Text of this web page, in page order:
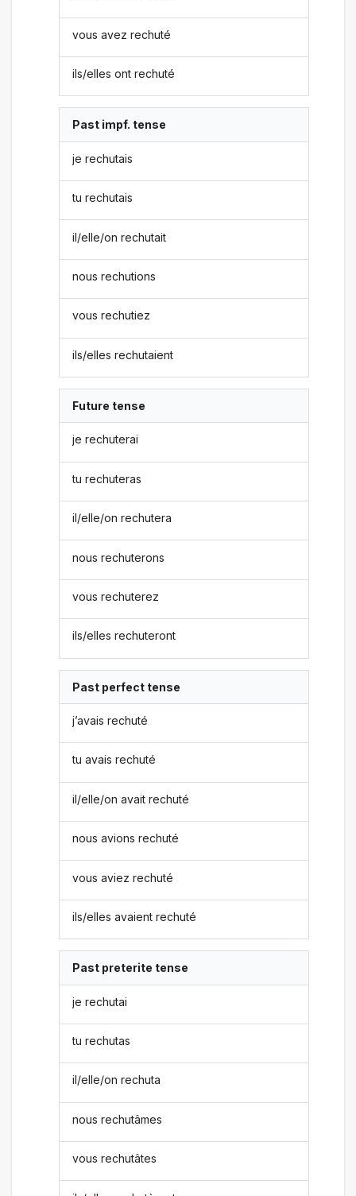
vous avez rechuté
ils/elles ont rechuté
Past impf. tense
je rechutais
tu rechutais
il/elle/on rechutait
nous rechutions
vous rechutiez
ils/elles rechutaient
Future tense
je rechuterai
tu rechuteras
il/elle/on rechutera
nous rechuterons
vous rechuterez
ils/elles rechuteront
Past perfect tense
j’avais rechuté
tu avais rechuté
il/elle/on avait rechuté
nous avions rechuté
vous aviez rechuté
ils/elles avaient rechuté
Past preterite tense
je rechutai
tu rechutas
il/elle/on rechuta
nous rechutâmes
vous rechutâtes